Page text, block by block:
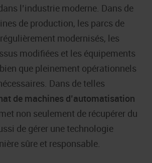
l’industrie moderne. Dans de
de production, les parcs de
modernisés, les
modifiées et les équipements
que pleinement opérationnels
Dans de telles
de machines d’automatisation
non seulement de récupérer du
de gérer une technologie
sûre et responsable.